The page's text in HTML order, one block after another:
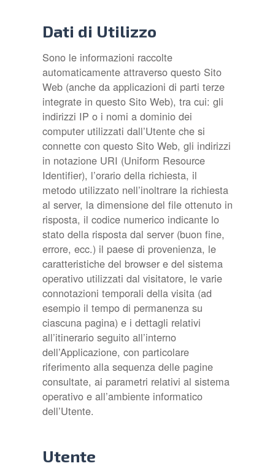
Dati di Utilizzo
Sono le informazioni raccolte
automaticamente attraverso questo Sito
Web (anche da applicazioni di parti terze
integrate in questo Sito Web), tra cui: gli
indirizzi IP o i nomi a dominio dei
computer utilizzati dall’Utente che si
connette con questo Sito Web, gli indirizzi
in notazione URI (Uniform Resource
Identifier), l’orario della richiesta, il
metodo utilizzato nell’inoltrare la richiesta
al server, la dimensione del file ottenuto in
risposta, il codice numerico indicante lo
stato della risposta dal server (buon fine,
errore, ecc.) il paese di provenienza, le
caratteristiche del browser e del sistema
operativo utilizzati dal visitatore, le varie
connotazioni temporali della visita (ad
esempio il tempo di permanenza su
ciascuna pagina) e i dettagli relativi
all’itinerario seguito all’interno
dell’Applicazione, con particolare
riferimento alla sequenza delle pagine
consultate, ai parametri relativi al sistema
operativo e all’ambiente informatico
dell’Utente.
Utente